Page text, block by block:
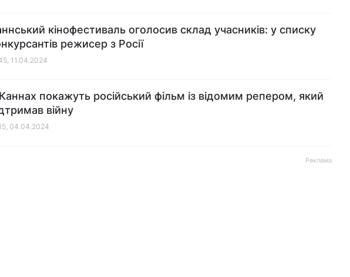
кінофестиваль оголосив склад учасників: у списку
режисер з Росії
11.04.2024
покажуть російський фільм із відомим репером, який
війну
04.04.2024
Реклама